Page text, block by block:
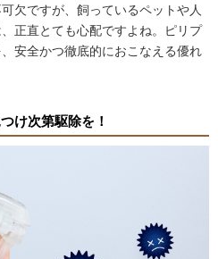
欠ですが、飼っているペットや人
正直とても心配ですよね。ピリプ
安全かつ徹底的におこなえる優れ
け次第駆除を！